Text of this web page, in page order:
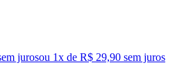
jurosou 1x de R$ 29,90 sem juros